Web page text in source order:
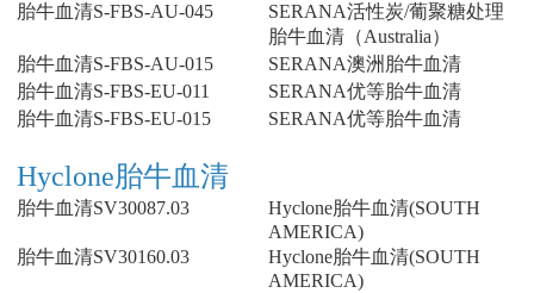
胎牛血清S-FBS-AU-045
SERANA活性炭/葡聚糖处理
胎牛血清（Australia）
胎牛血清S-FBS-AU-015
SERANA澳洲胎牛血清
胎牛血清S-FBS-EU-011
SERANA优等胎牛血清
胎牛血清S-FBS-EU-015
SERANA优等胎牛血清
Hyclone胎牛血清
胎牛血清SV30087.03
Hyclone胎牛血清(SOUTH
AMERICA)
胎牛血清SV30160.03
Hyclone胎牛血清(SOUTH
AMERICA)